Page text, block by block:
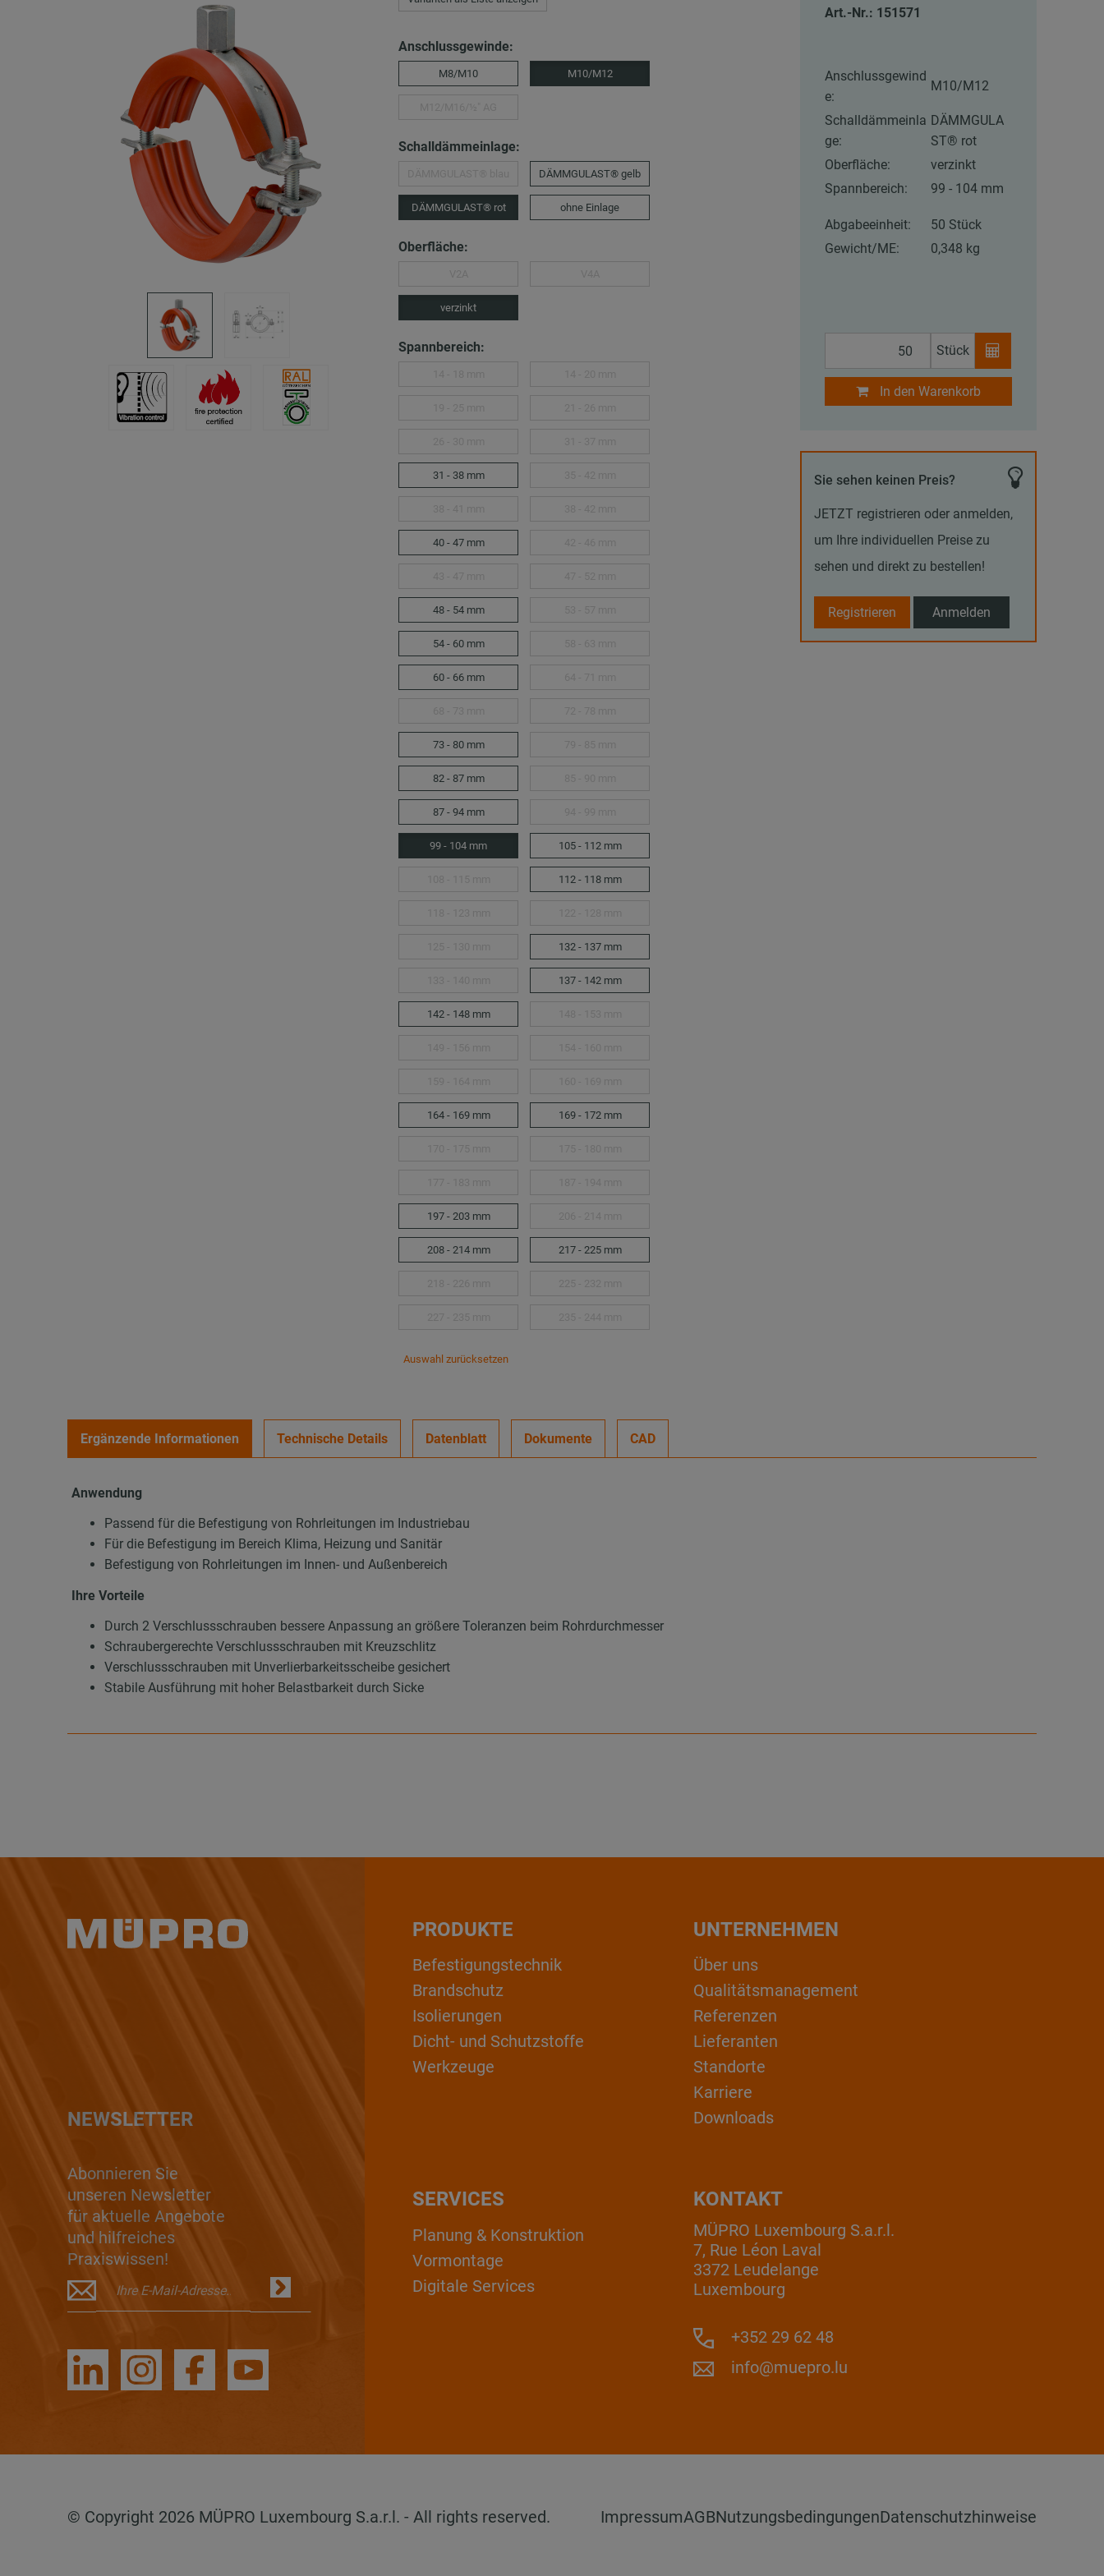
Anschlussgewinde:
M8/M10 M10/M12
Schalldämmeinlage:
DÄMMGULAST® gelb
DÄMMGULAST® rot ohne Einlage
Oberfläche:
verzinkt
Spannbereich:
31 - 38 mm
40 - 47 mm
48 - 54 mm
54 - 60 mm
60 - 66 mm
73 - 80 mm
82 - 87 mm
87 - 94 mm
99 - 104 mm 105 - 112 mm
112 - 118 mm
132 - 137 mm
137 - 142 mm
142 - 148 mm
164 - 169 mm 169 - 172 mm
197 - 203 mm
208 - 214 mm 217 - 225 mm
Auswahl zurücksetzen
Art.-Nr.: 151571
Anschlussgewind
e:
M10/M12
Schalldämmeinla
ge:
DÄMMGULA
ST® rot
Oberfläche:
verzinkt
Spannbereich:
99 - 104 mm
Abgabeeinheit:
50 Stück
Gewicht/ME:
0,348 kg
Stück
In den Warenkorb
Sie sehen keinen Preis?
JETZT registrieren oder anmelden,
um Ihre individuellen Preise zu
sehen und direkt zu bestellen!
Registrieren Anmelden
Ergänzende Informationen Technische Details Datenblatt Dokumente CAD
Anwendung
Passend für die Befestigung von Rohrleitungen im Industriebau
Für die Befestigung im Bereich Klima, Heizung und Sanitär
Befestigung von Rohrleitungen im Innen- und Außenbereich
Ihre Vorteile
Durch 2 Verschlussschrauben bessere Anpassung an größere Toleranzen beim Rohrdurchmesser
Schraubergerechte Verschlussschrauben mit Kreuzschlitz
Verschlussschrauben mit Unverlierbarkeitsscheibe gesichert
Stabile Ausführung mit hoher Belastbarkeit durch Sicke
NEWSLETTER
Abonnieren Sie
unseren Newsletter
für aktuelle Angebote
und hilfreiches
Praxiswissen!
PRODUKTE
Befestigungstechnik
Brandschutz
Isolierungen
Dicht- und Schutzstoffe
Werkzeuge
UNTERNEHMEN
Über uns
Qualitätsmanagement
Referenzen
Lieferanten
Standorte
Karriere
Downloads
KONTAKT
MÜPRO Luxembourg S.a.r.l.
7, Rue Léon Laval
3372 Leudelange
Luxembourg
+352 29 62 48
info@muepro.lu
SERVICES
Planung & Konstruktion
Vormontage
Digitale Services
© Copyright 2026 MÜPRO Luxembourg S.a.r.l. - All rights reserved. ImpressumAGBNutzungsbedingungenDatenschutzhinweise